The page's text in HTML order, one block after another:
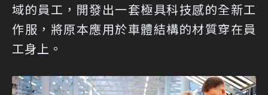
域的員工，開發出一套極具科技感的全新工
作服，將原本應用於車體結構的材質穿在員
工身上。